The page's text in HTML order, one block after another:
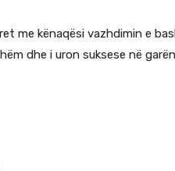
me kënaqësi vazhdimin e
dhe i uron suksese në